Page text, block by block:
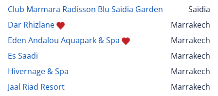
Club Marmara Radisson Blu Saidia Garden
Saïdia
Dar Rhizlane
Marrakech
Eden Andalou Aquapark & Spa
Marrakech
Es Saadi
Marrakech
Hivernage & Spa
Marrakech
Jaal Riad Resort
Marrakech